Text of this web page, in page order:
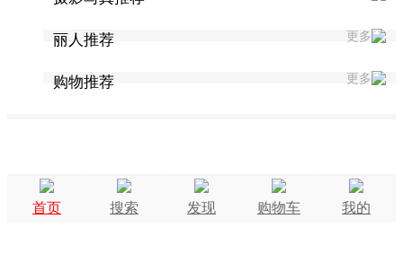
更多
丽人推荐
更多
购物推荐
首页 搜索 发现 购物车 我的